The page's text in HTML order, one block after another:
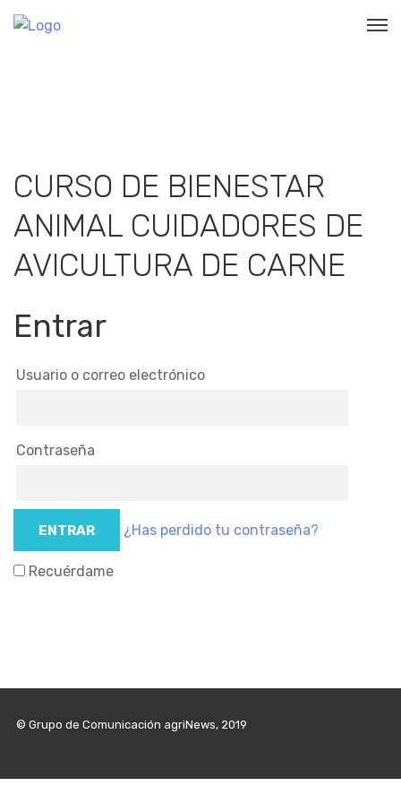
CURSO DE BIENESTAR
ANIMAL CUIDADORES DE
AVICULTURA DE CARNE
Entrar
Usuario o correo electrónico
Contraseña
¿Has perdido tu contraseña?
Recuérdame
© Grupo de Comunicación agriNews, 2019